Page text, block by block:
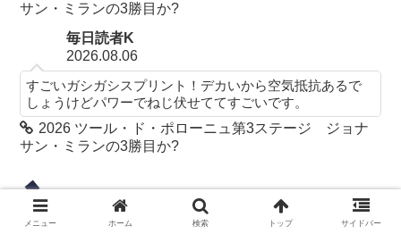
サン・ミランの3勝目か?
毎日読者K
2026.08.06
すごいガシガシスプリント！デカいから空気抵抗あるで
しょうけどパワーでねじ伏せててすごいです。
2026 ツール・ド・ポローニュ第3ステージ ジョナ
サン・ミランの3勝目か?
固定ページ
メニュー ホーム 検索 トップ サイドバー